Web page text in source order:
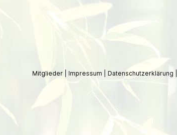
Mitglieder Impressum Datenschutzerklärung